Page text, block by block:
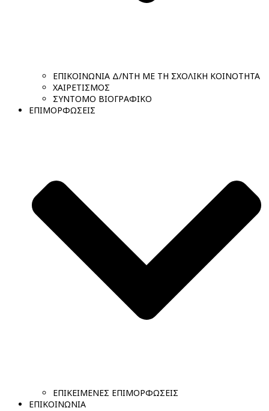
ΕΠΙΚΟΙΝΩΝΙΑ Δ/ΝΤΗ ΜΕ ΤΗ ΣΧΟΛΙΚΗ ΚΟΙΝΟΤΗΤΑ
ΧΑΙΡΕΤΙΣΜΟΣ
ΣΥΝΤΟΜΟ ΒΙΟΓΡΑΦΙΚΟ
ΕΠΙΜΟΡΦΩΣΕΙΣ
ΕΠΙΚΕΙΜΕΝΕΣ ΕΠΙΜΟΡΦΩΣΕΙΣ
ΕΠΙΚΟΙΝΩΝΙΑ